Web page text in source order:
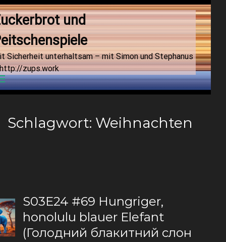
und
Sicherheit unterhaltsam – mit Simon und Stephanus
zups.work
Schlagwort: Weihnachten
S03E24 #69 Hungriger,
honolulu blauer Elefant
(Голодний блакитний слон